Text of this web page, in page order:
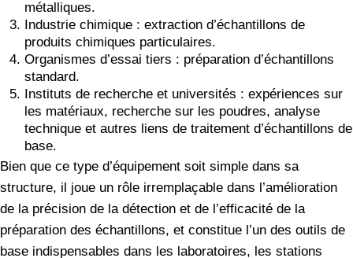
métalliques.
Industrie chimique : extraction d’échantillons de
produits chimiques particulaires.
Organismes d’essai tiers : préparation d’échantillons
standard.
Instituts de recherche et universités : expériences sur
les matériaux, recherche sur les poudres, analyse
technique et autres liens de traitement d’échantillons de
base.
Bien que ce type d’équipement soit simple dans sa
structure, il joue un rôle irremplaçable dans l’amélioration
de la précision de la détection et de l’efficacité de la
préparation des échantillons, et constitue l’un des outils de
base indispensables dans les laboratoires, les stations